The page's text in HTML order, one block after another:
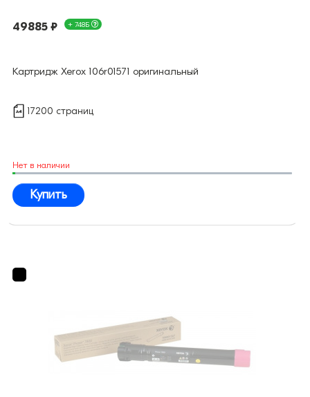
49885 ₽ + 748Б
Картридж Xerox 106r01571 оригинальный
17200 страниц
Нет в наличии
Купить